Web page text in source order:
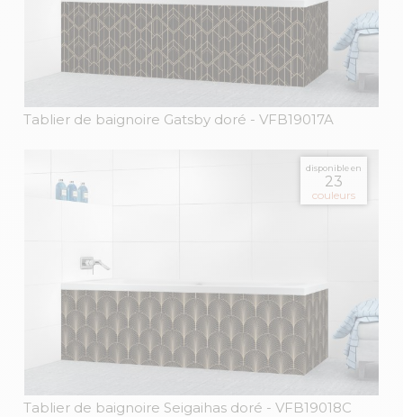
Tablier de baignoire Gatsby doré - VFB19017A
disponible en
23
couleurs
Tablier de baignoire Seigaihas doré - VFB19018C